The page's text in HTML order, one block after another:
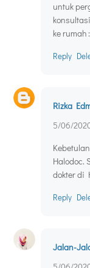
untuk
ke rumah
Reply
Rizka
5/06/
Halodoc.
dokter di
Reply
Jalan-